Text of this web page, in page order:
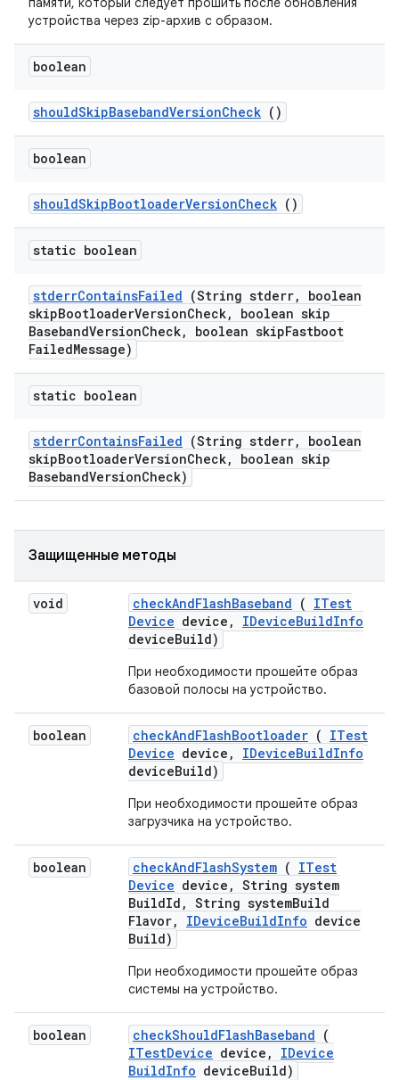
устройства через zip-архив с образом.
boolean
shouldSkipBasebandVersionCheck ()
boolean
shouldSkipBootloaderVersionCheck ()
static boolean
stderrContainsFailed (String stderr,
boolean
skipBootloaderVersionCheck,
boolean skip
BasebandVersionCheck, boolean skipFastboot
FailedMessage)
static boolean
stderrContainsFailed (String stderr,
boolean
skipBootloaderVersionCheck,
boolean skip
BasebandVersionCheck)
Защищенные методы
void checkAndFlashBaseband ( ITest
Device device , IDeviceBuildInfo
deviceBuild)
При необходимости прошейте образ
базовой полосы на устройство.
boolean checkAndFlashBootloader ( ITest
Device device , IDeviceBuildInfo
deviceBuild)
При необходимости прошейте образ
загрузчика на устройство.
boolean checkAndFlashSystem ( ITest
Device device , String system
BuildId , String systemBuild
Flavor, IDeviceBuildInfo device
Build)
При необходимости прошейте образ
системы на устройство.
boolean checkShouldFlashBaseband (
ITestDevice device ,
IDevice
BuildInfo deviceBuild)